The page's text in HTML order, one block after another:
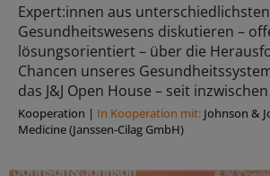
Expert:innen aus
Gesundheitswesens diskutieren –
lösungsorientiert – über die
Chancen unseres
das J&J Open House – seit
Kooperation | In Kooperation mit: Johnson &
Medicine (Janssen-Cilag GmbH)